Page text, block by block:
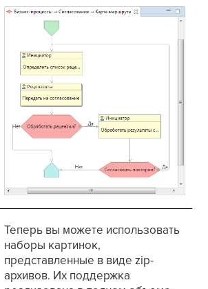
Теперь вы можете использовать
наборы картинок,
представленные в виде zip-
архивов. Их поддержка